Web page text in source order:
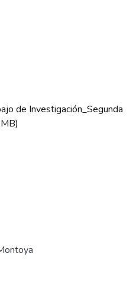
de Investigación_Segunda